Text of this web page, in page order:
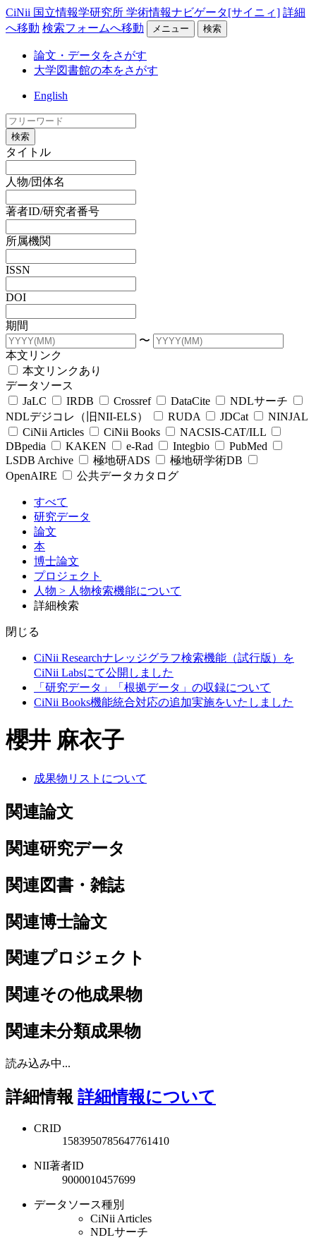
CiNii 国立情報学研究所 学術情報ナビゲータ[サイニィ] 詳細
へ移動 検索フォームへ移動 メニュー 検索
論文・データをさがす
大学図書館の本をさがす
English
検索
タイトル
人物/団体名
著者ID/研究者番号
所属機関
ISSN
DOI
期間
〜
本文リンク
本文リンクあり
データソース
JaLC
IRDB Crossref DataCite
NDLサーチ
NDLデジコレ（旧NII-ELS）
RUDA JDCat
NINJAL
CiNii Articles
CiNii Books
NACSIS-CAT/ILL
DBpedia
KAKEN e-Rad Integbio
PubMed
LSDB Archive
極地研ADS
極地研学術DB
OpenAIRE
公共データカタログ
すべて
研究データ
論文
本
博士論文
プロジェクト
人物 > 人物検索機能について
詳細検索
閉じる
CiNii Researchナレッジグラフ検索機能（試行版）を
CiNii Labsにて公開しました
「研究データ」「根拠データ」の収録について
CiNii Books機能統合対応の追加実施をいたしました
櫻井 麻衣子
成果物リストについて
関連論文
関連研究データ
関連図書・雑誌
関連博士論文
関連プロジェクト
関連その他成果物
関連未分類成果物
読み込み中...
詳細情報 詳細情報について
CRID
1583950785647761410
NII著者ID
9000010457699
データソース種別
CiNii Articles
NDLサーチ